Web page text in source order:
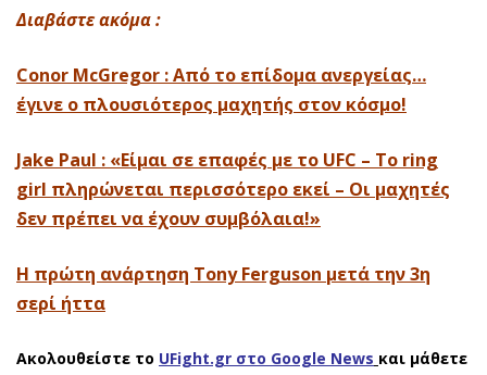
Διαβάστε ακόμα :
Conor McGregor : Από το επίδομα ανεργείας…
έγινε ο πλουσιότερος μαχητής στον κόσμο!
Jake Paul : «Είμαι σε επαφές με το UFC – Το ring
girl πληρώνεται περισσότερο εκεί – Οι μαχητές
δεν πρέπει να έχουν συμβόλαια!»
Η πρώτη ανάρτηση Tony Ferguson μετά την 3η
σερί ήττα
Ακολουθείστε το UFight.gr στο Google News και μάθετε